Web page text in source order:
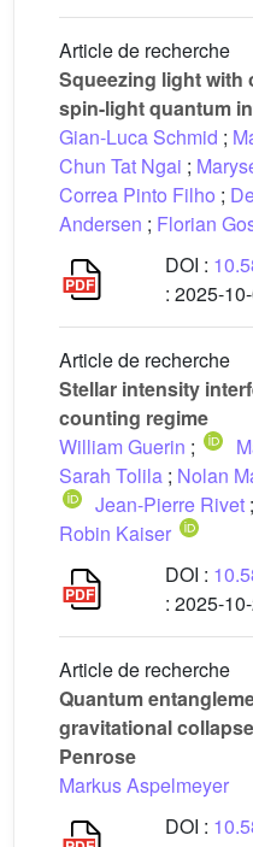
Article de recherche
Squeezing light with
spin-light quantum
Gian-Luca Schmid ;
Chun Tat Ngai ;
Correa Pinto Filho ;
Andersen ; Florian
DOI :
: 2025-
Article de recherche
Stellar intensity
counting regime
William Guerin ;
Sarah Tolila ; Nolan
Jean-Pierre Rivet ;
Robin Kaiser
DOI :
: 2025-
Article de recherche
Quantum
gravitational
Penrose
Markus Aspelmeyer
DOI :